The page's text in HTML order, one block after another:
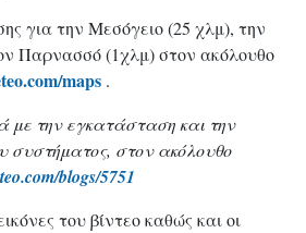
για την Μεσόγειο (25 χλμ), την
Παρνασσό (1χλμ) στον ακόλουθο
maps .
με την εγκατάσταση και την
συστήματος, στον ακόλουθο
blogs/5751
του βίντεο καθώς και οι